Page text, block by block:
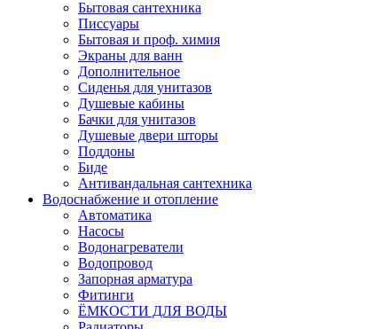
Бытовая сантехника
Писсуары
Бытовая и проф. химия
Экраны для ванн
Дополнительное
Сиденья для унитазов
Душевые кабины
Бачки для унитазов
Душевые двери шторы
Поддоны
Биде
Антивандальная сантехника
Водоснабжение и отопление
Автоматика
Насосы
Водонагреватели
Водопровод
Запорная арматура
Фитинги
ЁМКОСТИ ДЛЯ ВОДЫ